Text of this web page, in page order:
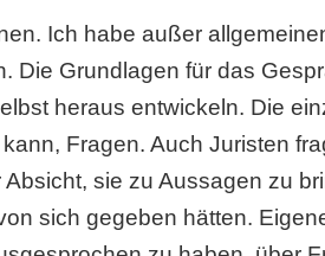
Ich habe außer
Die Grundlagen für das
heraus entwickeln. Die
Fragen. Auch Juristen
sie zu Aussagen zu
sich gegeben hätten.